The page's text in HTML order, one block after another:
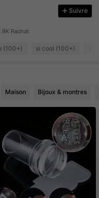
Suivre
Rachat
(100+) si cool (100+)
Maison Bijoux & montres